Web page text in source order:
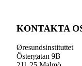
KONTAKTA
Øresundsinstituttet
Östergatan 9B